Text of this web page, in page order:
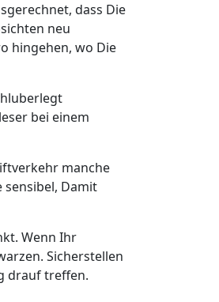
dass Die
neu
hingehen, wo Die
bei einem
manche
sensibel, Damit
Wenn Ihr
Sicherstellen
drauf treffen.